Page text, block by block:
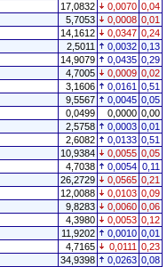
17,0832 0,0070 0,04
5,7053 0,0008 0,01
14,1612 0,0347 0,24
2,5011 0,0032 0,13
14,9079 0,0435 0,29
4,7005 0,0009 0,02
3,1606 0,0161 0,51
9,5567 0,0045 0,05
0,0499 0,0000 0,00
2,5758 0,0003 0,01
2,6082 0,0133 0,51
10,9384 0,0055 0,05
4,7038 0,0054 0,11
26,2729 0,0565 0,21
12,0088 0,0103 0,09
9,8283 0,0060 0,06
4,3980 0,0053 0,12
11,9202 0,0010 0,01
4,7165 0,0111 0,23
34,9398 0,0263 0,08